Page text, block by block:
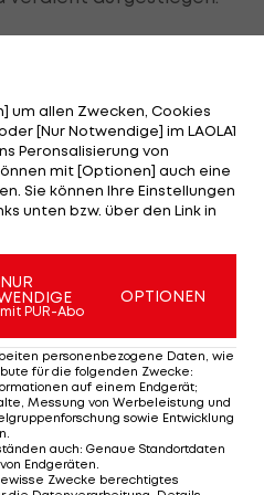
an
köpfteBenedikt
Er zelebrierte den
der Hintergrund ist
den kurz vor
Rudolf "Rudi" Mirtl.
Klubsekretär von
einem tragischen
Mirtl war der Berater
hat. Er hat mir
um allen Zwecken, Cookies
[Nur Notwendige] im LAOLA1
Peronsalisierung von
mit [Optionen] auch eine
Sie können Ihre Einstellungen
unten bzw. über den Link in
NUR
PUR-Abo
OPTIONEN
personenbezogene Daten, wie
für die folgenden Zwecke:
auf einem Endgerät;
Messung von Werbeleistung und
sowie Entwicklung
.
auch: Genaue Standortdaten
Endgeräten.
Zwecke berechtigtes